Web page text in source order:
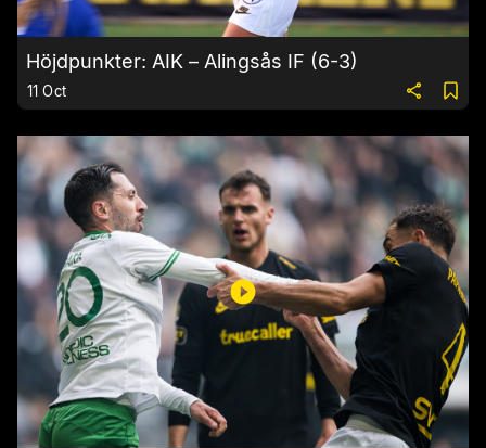
Höjdpunkter: AIK – Alingsås IF (6-3)
11 Oct